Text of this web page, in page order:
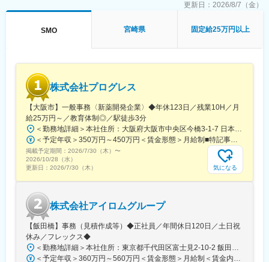
われているか、患者様の状態変化が無いかを確認します。
・患者様の報告書作成
・医師との打ち合わせ
■基礎研修が充実：
入社後1か月は研修期間となります。ビジネスマナーやPCスキル
研修が入社後研修としてあり、PC慣れしていない方も安心してご
入社いただけます。
■配属後も丁寧なフォロー：
現場配属後は、OJTで独り立ちまでサポートその後も定期的なフ
ォローアップ研修や、専門性を高める継続研修、階層別研修など
様々な研修をご用意しています。
・スーパーフレックスタイム制を導入しており、社員自身が業務
のスケジュールに合わせて始業、就業時間を決めることができま
す。
・5日間のリフレッシュ休暇制度や、時間単位で取得できる有給休
暇。
・産前産後休暇（妊娠中時短勤務あり）、子供が3歳になるまで取
更新日： 2026/8/7（金）
SMO 宮崎県 固定給25万円以上
株式会社プログレス
【大阪市】一般事務〈新薬開発企業〉◆年休123日／残業10H／月
給25万円～／教育体制◎／駅徒歩3分
＜勤務地詳細＞本社住所：大阪府大阪市中央区今橋3-1-7 日本生命今橋ビル受動喫煙対策：屋内全面禁煙変更の範囲：無
＜予定年収＞350万円～450万円＜賃金形態＞月給制■特記事項なし＜賃金内訳＞月額（基本給）：232,000円～260,000円固定残業手当/月：18,000円～20,000円（固定残業時間10時間0分/月）超過した時間外労働の残業手当は追加支給＜月給＞250,000円～280,000円（一律手当を含む）＜昇給有無＞有＜残業手当＞有＜給与補足＞■賞与（年4回）：初年度0.7か月分、2年目以降1.4か月（変動有）■昇給（年1回以上）＊通勤手当（全額）＊住宅手当＊習い事支援手当 （社員が契約した習い事を上限7,000円として80％を支給）＊医療費補助手当 （社員とその両親の保険診療の医療費の自己負担額の50％を支給）賃金はあくまでも目安の金額であり、選考を通じて上下する可能性があります。月給(月額)は固定手当を含めた表記です。
掲載予定期間： 2026/7/30（木） 〜
2026/10/28（水）
更新日： 2026/7/30（木） 気になる
株式会社アイロムグループ
【飯田橋】事務（見積作成等）◆正社員／年間休日120日／土日祝
休み／フレックス◆
＜勤務地詳細＞本社住所：東京都千代田区富士見2-10-2 飯田橋グラン・ブルーム勤務地最寄駅：各線／飯田橋駅受動喫煙対策：屋内全面禁煙
＜予定年収＞360万円～560万円＜賃金形態＞月給制＜賃金内訳＞月額（基本給）：290,000円～350,000円＜月給＞290,000円～350,000円＜昇給有無＞有＜残業手当＞有＜給与補足＞※詳細は、能力・経験に応じて決定します。■昇給：年1回■賞与：年2回（但し、決算賞与追加支給にて年3回の実績有）賃金はあくまでも目安の金額であり、選考を通じて上下する可能性があります。月給(月額)は固定手当を含めた表記です。